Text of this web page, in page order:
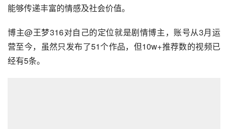
能够传递丰富的情感及社会价值。
博主@王梦316对自己的定位就是剧情博主，账号从3月运
营至今，虽然只发布了51个作品，但10w+推荐数的视频已
经有5条。